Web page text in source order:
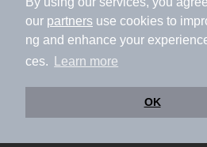
our partners use cookies to
ng and enhance your
ces.
Learn more
OK
利用規約
ライフスタイル
特定商取引法に基づく表記
運営会社